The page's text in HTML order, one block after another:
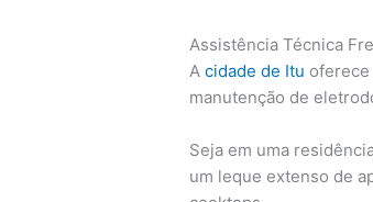
Assistência Técnica
Acidade de Itu
manutenção de
Seja em uma
um leque extenso de